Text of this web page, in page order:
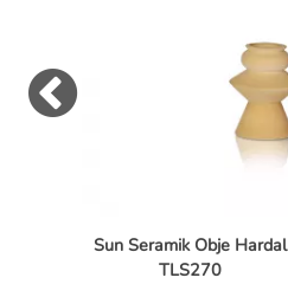
Sun Seramik Obje Hardal
TLS270